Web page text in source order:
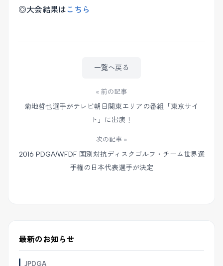
◎大会結果は こちら
« 前の記事
菊地哲也選手がテレビ朝日関東エリアの番組「東京サイ
ト」に出演！
一覧へ戻る
次の記事 »
2016 PDGA/WFDF 国別対抗ディスクゴルフ・チーム世界選
手権の日本代表選手が決定
最新のお知らせ
JPDGA